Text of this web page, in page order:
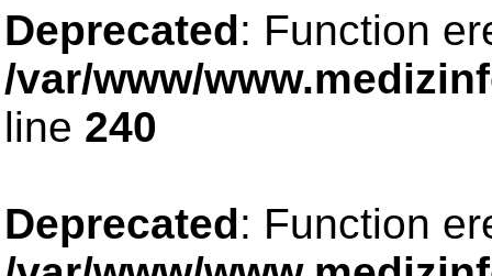
Deprecated: Function
/var/www/
line 240
Deprecated: Function